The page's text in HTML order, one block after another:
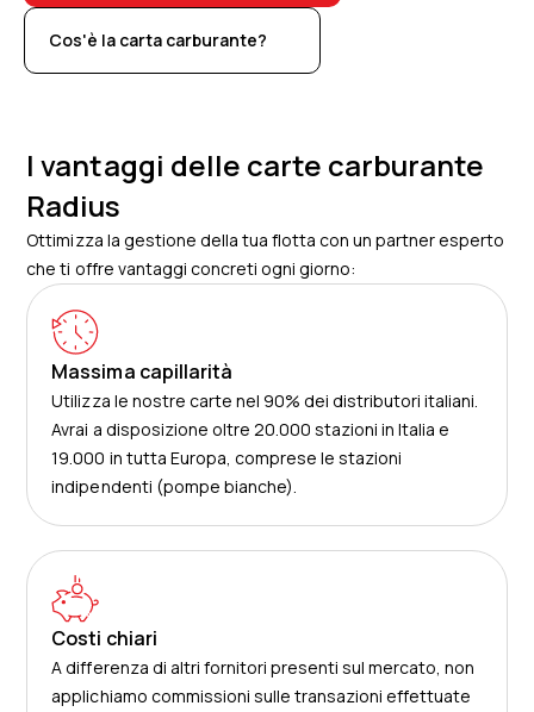
Cos'è la carta carburante?
I vantaggi delle carte carburante
Radius
Ottimizza la gestione della tua flotta con un partner esperto
che ti offre vantaggi concreti ogni giorno:
Massima capillarità
Utilizza le nostre carte nel 90% dei distributori italiani.
Avrai a disposizione oltre 20.000 stazioni in Italia e
19.000 in tutta Europa, comprese le stazioni
indipendenti (pompe bianche).
Costi chiari
A differenza di altri fornitori presenti sul mercato, non
applichiamo commissioni sulle transazioni effettuate